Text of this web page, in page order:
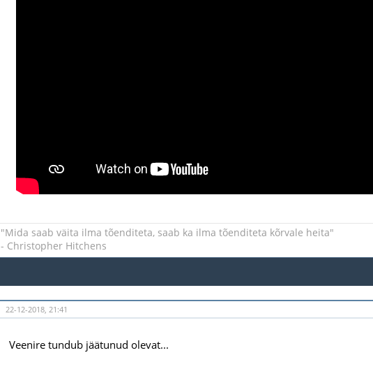
"Mida saab väita ilma tõenditeta, saab ka ilma tõenditeta kõrvale heita"
- Christopher Hitchens
22-12-2018, 21:41
Veenire tundub jäätunud olevat...